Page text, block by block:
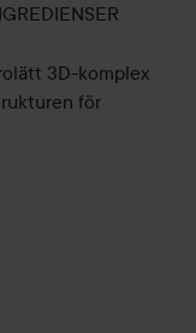
3D-komplex
för